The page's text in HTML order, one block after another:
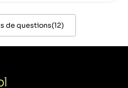
de questions(12)